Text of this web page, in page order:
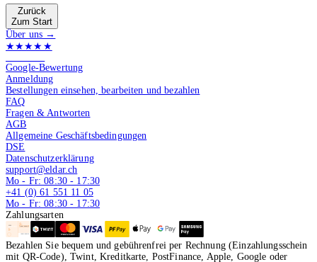
Zurück
Zum Start
Über uns →
★★★★★
Google-Bewertung
Anmeldung
Bestellungen einsehen, bearbeiten und bezahlen
FAQ
Fragen & Antworten
AGB
Allgemeine Geschäftsbedingungen
DSE
Datenschutzerklärung
support@eldar.ch
Mo - Fr: 08:30 - 17:30
+41 (0) 61 551 11 05
Mo - Fr: 08:30 - 17:30
Zahlungsarten
Bezahlen Sie bequem und gebührenfrei per Rechnung (Einzahlungsschein
mit QR-Code), Twint, Kreditkarte, PostFinance, Apple, Google oder